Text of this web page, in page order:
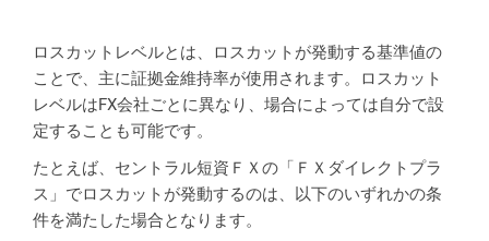
ロスカットレベルとは、ロスカットが発動する基準値の
ことで、主に証拠金維持率が使用されます。ロスカット
レベルはFX会社ごとに異なり、場合によっては自分で設
定することも可能です。
たとえば、セントラル短資ＦＸの「ＦＸダイレクトプラ
ス」でロスカットが発動するのは、以下のいずれかの条
件を満たした場合となります。